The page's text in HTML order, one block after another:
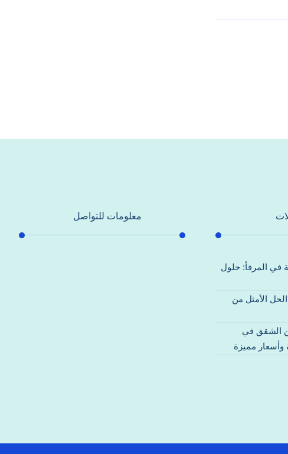
في المرفأ: حلول
الأمثل من
من الشقق في
وأسعار مميزة
معلومات للتواصل